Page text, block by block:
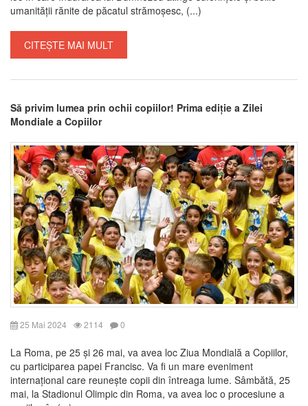
umanității rănite de păcatul strămoșesc, (...)
CITEȘTE MAI MULT
Să privim lumea prin ochii copiilor! Prima ediție a Zilei
Mondiale a Copiilor
25 Mai 2024 2114 0
La Roma, pe 25 și 26 mai, va avea loc Ziua Mondială a Copiilor,
cu participarea papei Francisc. Va fi un mare eveniment
internațional care reunește copii din întreaga lume. Sâmbătă, 25
mai, la Stadionul Olimpic din Roma, va avea loc o procesiune a